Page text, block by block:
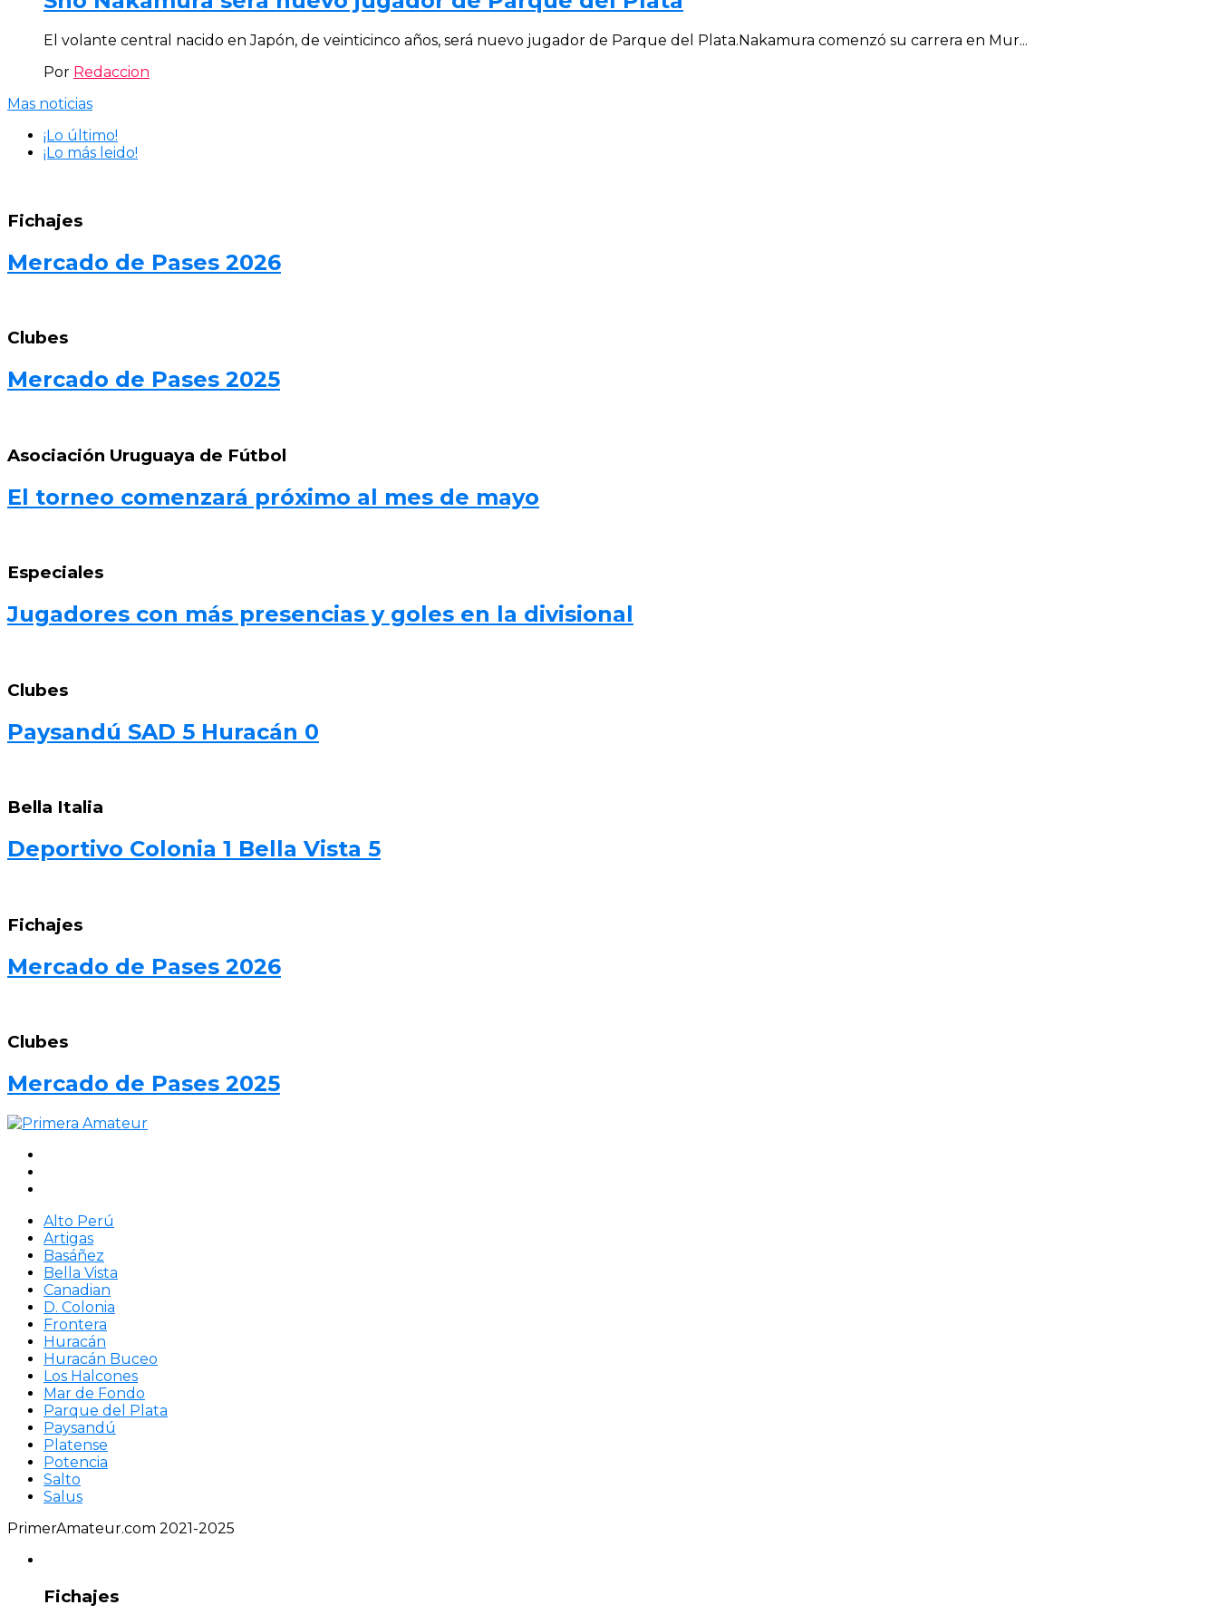
El volante central nacido en Japón, de veinticinco años, será nuevo jugador de Parque del Plata.Nakamura comenzó su carrera en Mur...
Por Redaccion
Mas noticias
¡Lo último!
¡Lo más leido!
Fichajes
Mercado de Pases 2026
Clubes
Mercado de Pases 2025
Asociación Uruguaya de Fútbol
El torneo comenzará próximo al mes de mayo
Especiales
Jugadores con más presencias y goles en la divisional
Clubes
Paysandú SAD 5 Huracán 0
Bella Italia
Deportivo Colonia 1 Bella Vista 5
Fichajes
Mercado de Pases 2026
Clubes
Mercado de Pases 2025
Alto Perú
Artigas
Basáñez
Bella Vista
Canadian
D. Colonia
Frontera
Huracán
Huracán Buceo
Los Halcones
Mar de Fondo
Parque del Plata
Paysandú
Platense
Potencia
Salto
Salus
PrimerAmateur.com 2021-2025
Fichajes